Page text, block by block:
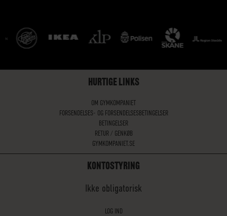
HURTIGE LINKS
OM GYMKOMPANIET
FORSENDELSES- OG FORSENDELSESBETINGELSER
BETINGELSER
RETUR / GENKØB
GYMKOMPANIET.SE
KONTOSTYRING
Ikke obligatorisk
LOG IND